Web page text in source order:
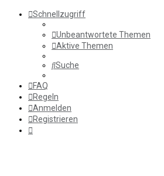
Schnellzugriff
Unbeantwortete Themen
Aktive Themen
Suche
FAQ
Regeln
Anmelden
Registrieren